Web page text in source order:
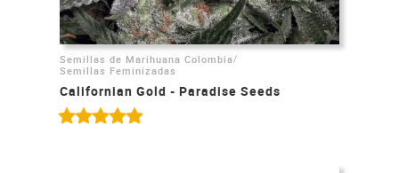
Semillas de Marihuana Colombia/
Semillas Feminizadas
Californian Gold - Paradise Seeds